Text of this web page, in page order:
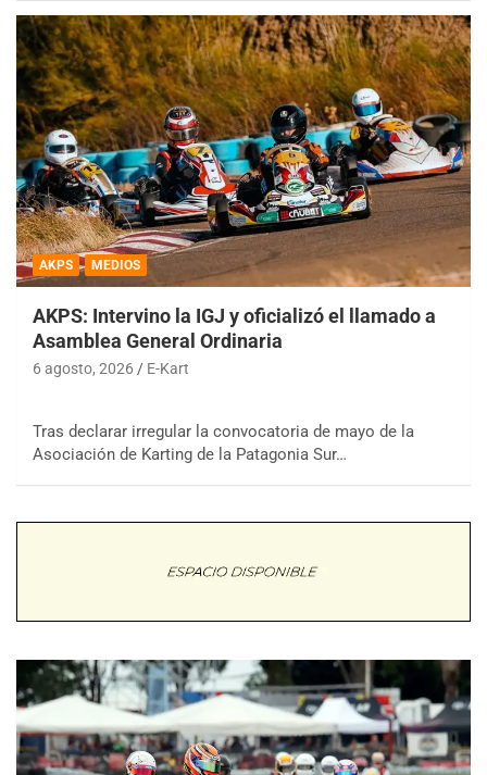
AKPS MEDIOS
AKPS: Intervino la IGJ y oficializó el llamado a
Asamblea General Ordinaria
6 agosto, 2026 E-Kart
Tras declarar irregular la convocatoria de mayo de la
Asociación de Karting de la Patagonia Sur…